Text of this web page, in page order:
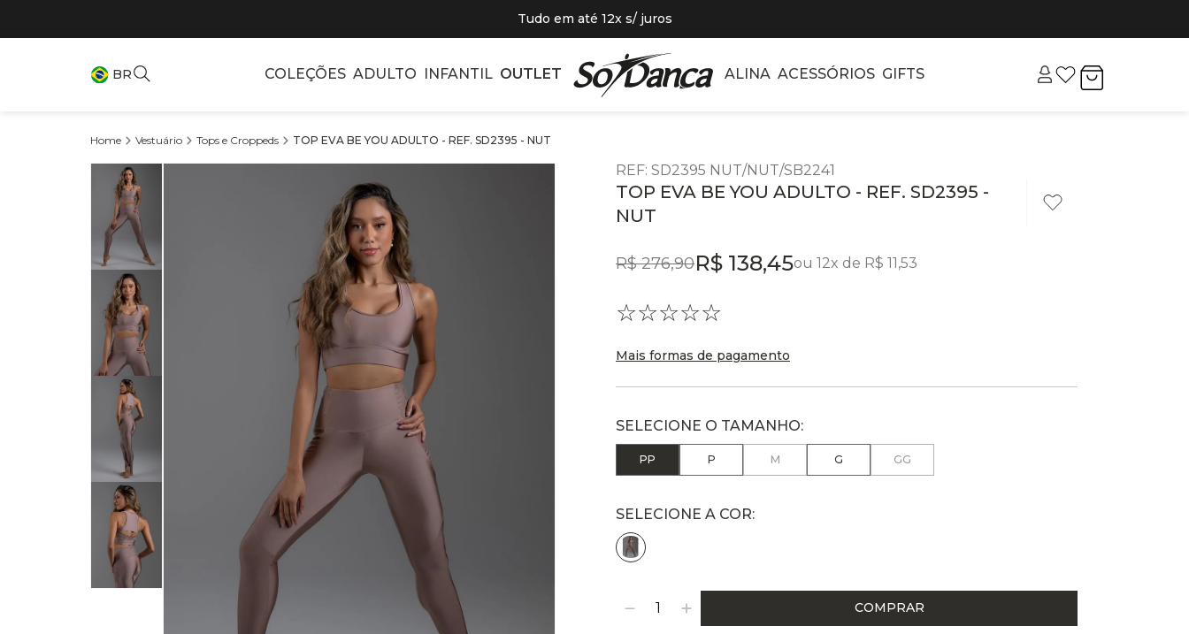
Tudo em até 12x s/ juros
BR COLEÇÕES ADULTO INFANTIL OUTLET ALINA ACESSÓRIOS GIFTS
Vestuário Tops e Croppeds TOP EVA BE YOU ADULTO - REF. SD2395 - NUT
REF: SD2395 NUT/NUT/SB2241
TOP EVA BE YOU ADULTO - REF. SD2395 -
NUT
R$ 276,90R$ 138,45ou 12x de R$ 11 ,53
☆☆☆☆☆
Mais formas de pagamento
PP P M G GG
COMPRAR